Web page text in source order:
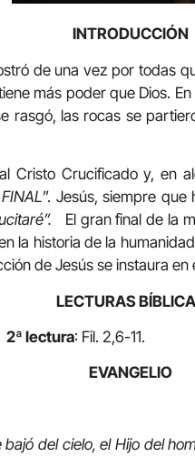
INTRODUCCIÓN
de una vez por todas
más poder que Dios.
rasgó, las rocas se
Cristo Crucificado y, en
”. Jesús, siempre
El gran final de la
la historia de la
de Jesús se instaura
LECTURAS
: Fil. 2,6-11.
EVANGELIO
del cielo, el Hijo del